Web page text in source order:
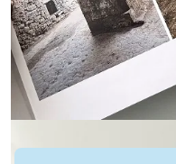
Заказать